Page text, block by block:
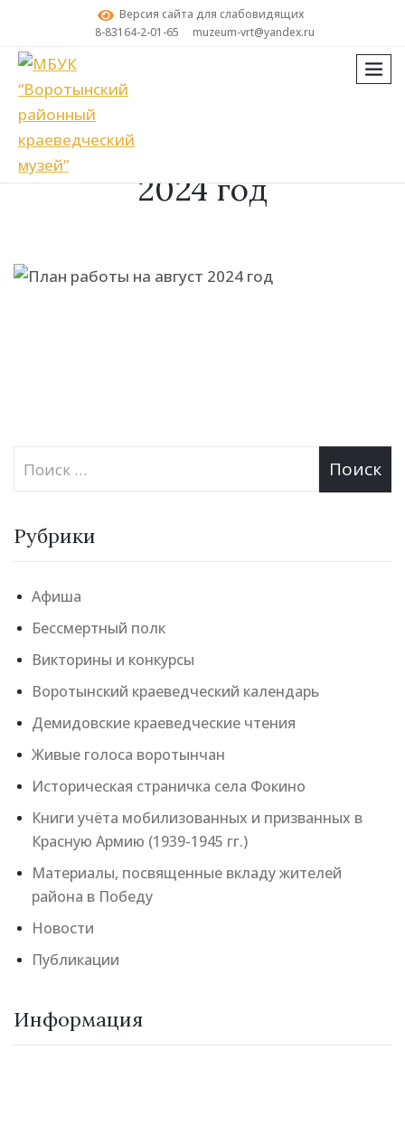
Версия сайта для слабовидящих
8-83164-2-01-65
muzeum-vrt@yandex.ru
Поиск
План работы на август
2024 год
Рубрики
Афиша
Бессмертный полк
Викторины и конкурсы
Воротынский краеведческий календарь
Демидовские краеведческие чтения
Живые голоса воротынчан
Историческая страничка села Фокино
Книги учёта мобилизованных и призванных в
Красную Армию (1939-1945 гг.)
Материалы, посвященные вкладу жителей
района в Победу
Новости
Публикации
Информация